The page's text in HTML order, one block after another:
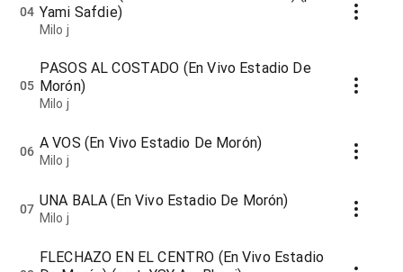
04 Yami Safdie)
Milo j
05
PASOS AL COSTADO (En Vivo Estadio De
Morón)
Milo j
06 A VOS (En Vivo Estadio De Morón)
Milo j
07 UNA BALA (En Vivo Estadio De Morón)
Milo j
FLECHAZO EN EL CENTRO (En Vivo Estadio